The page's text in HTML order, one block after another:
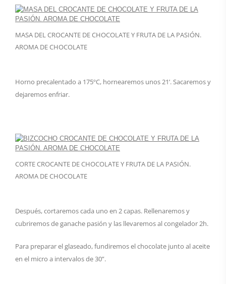
MASA DEL CROCANTE DE CHOCOLATE Y FRUTA DE LA PASIÓN.
AROMA DE CHOCOLATE
Horno precalentado a 175ºC, hornearemos unos 21’. Sacaremos y
dejaremos enfriar.
CORTE CROCANTE DE CHOCOLATE Y FRUTA DE LA PASIÓN.
AROMA DE CHOCOLATE
Después, cortaremos cada uno en 2 capas. Rellenaremos y
cubriremos de ganache pasión y las llevaremos al congelador 2h.
Para preparar el glaseado, fundiremos el chocolate junto al aceite
en el micro a intervalos de 30”.